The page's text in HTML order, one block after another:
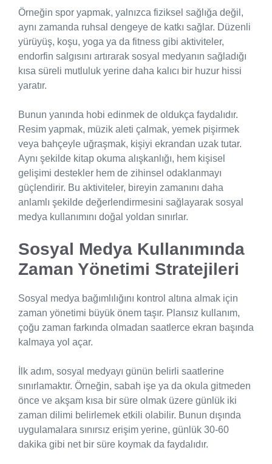
Örneğin spor yapmak, yalnızca fiziksel sağlığa değil,
aynı zamanda ruhsal dengeye de katkı sağlar. Düzenli
yürüyüş, koşu, yoga ya da fitness gibi aktiviteler,
endorfin salgısını artırarak sosyal medyanın sağladığı
kısa süreli mutluluk yerine daha kalıcı bir huzur hissi
yaratır.
Bunun yanında hobi edinmek de oldukça faydalıdır.
Resim yapmak, müzik aleti çalmak, yemek pişirmek
veya bahçeyle uğraşmak, kişiyi ekrandan uzak tutar.
Aynı şekilde kitap okuma alışkanlığı, hem kişisel
gelişimi destekler hem de zihinsel odaklanmayı
güçlendirir. Bu aktiviteler, bireyin zamanını daha
anlamlı şekilde değerlendirmesini sağlayarak sosyal
medya kullanımını doğal yoldan sınırlar.
Sosyal Medya Kullanımında
Zaman Yönetimi Stratejileri
Sosyal medya bağımlılığını kontrol altına almak için
zaman yönetimi büyük önem taşır. Plansız kullanım,
çoğu zaman farkında olmadan saatlerce ekran başında
kalmaya yol açar.
İlk adım, sosyal medyayı günün belirli saatlerine
sınırlamaktır. Örneğin, sabah işe ya da okula gitmeden
önce ve akşam kısa bir süre olmak üzere günlük iki
zaman dilimi belirlemek etkili olabilir. Bunun dışında
uygulamalara sınırsız erişim yerine, günlük 30-60
dakika gibi net bir süre koymak da faydalıdır.